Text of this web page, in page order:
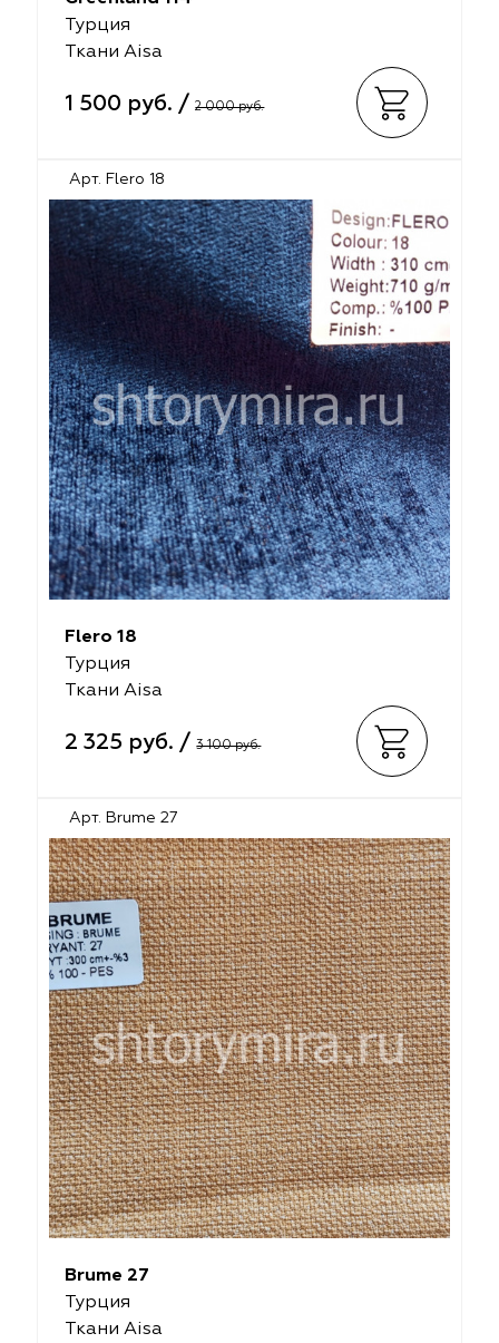
Турция
Ткани Aisa
1 500 руб. /2 000 руб.
Арт. Flero 18
Flero 18
Турция
Ткани Aisa
2 325 руб. /3 100 руб.
Арт. Brume 27
Brume 27
Турция
Ткани Aisa